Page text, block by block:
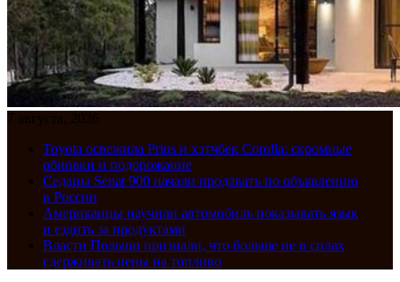
7 августа, 2026
Toyota освежила Prius и хэтчбек Corolla: скромные
обновки и подорожание
Седаны Senat 900 начали продавать по объявлению
в России
Американцы научили автомобиль показывать язык
и ездить за продуктами
Власти Польши признали, что больше не в силах
сдерживать цены на топливо